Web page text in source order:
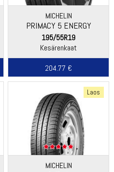
MICHELIN
PRIMACY 5 ENERGY
195/55R19
Kesärenkaat
204.77 €
Laos
MICHELIN